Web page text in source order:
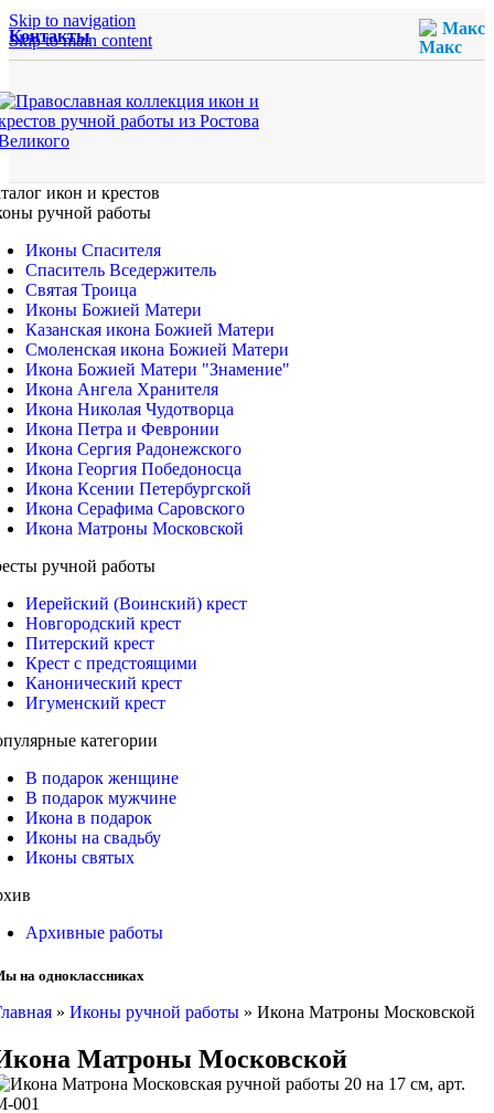
Skip to navigation
Skip to main content
Контакты Макс
икон и крестов
ручной работы
Иконы Спасителя
Спаситель Вседержитель
Святая Троица
Иконы Божией Матери
Казанская икона Божией Матери
Смоленская икона Божией Матери
Икона Божией Матери "Знамение"
Икона Ангела Хранителя
Икона Николая Чудотворца
Икона Петра и Февронии
Икона Сергия Радонежского
Икона Георгия Победоносца
Икона Ксении Петербургской
Икона Серафима Саровского
Икона Матроны Московской
ручной работы
Иерейский (Воинский) крест
Новгородский крест
Питерский крест
Крест с предстоящими
Канонический крест
Игуменский крест
категории
В подарок женщине
В подарок мужчине
Икона в подарок
Иконы на свадьбу
Иконы святых
Архивные работы
на одноклассниках
» Иконы ручной работы » Икона Матроны Московской
Матроны Московской